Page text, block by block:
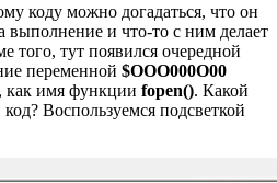
коду можно догадаться, что он
выполнение и что-то с ним делает
того, тут появился очередной
переменной $OOO000O00
как имя функции fopen(). Какой
Воспользуемся подсветкой